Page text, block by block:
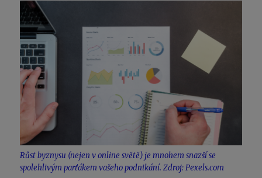
Růst byznysu (nejen v online světě) je mnohem snazší se
spolehlivým parťákem vašeho podnikání. Zdroj: Pexels.com